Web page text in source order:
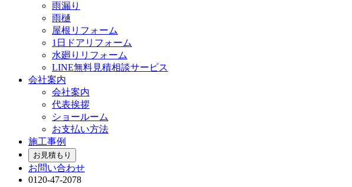
雨漏り
雨樋
屋根リフォーム
1日ドアリフォーム
水廻りリフォーム
LINE無料見積相談サービス
会社案内
会社案内
代表挨拶
ショールーム
お支払い方法
施工事例
お見積もり
お問い合わせ
0120-47-2078